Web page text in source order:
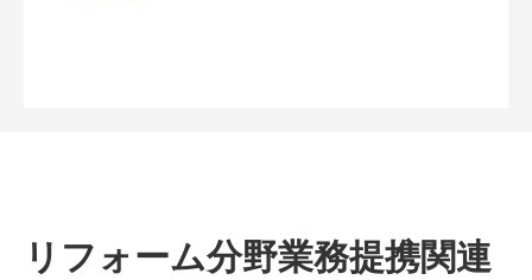
リフォーム分野業務提携関連